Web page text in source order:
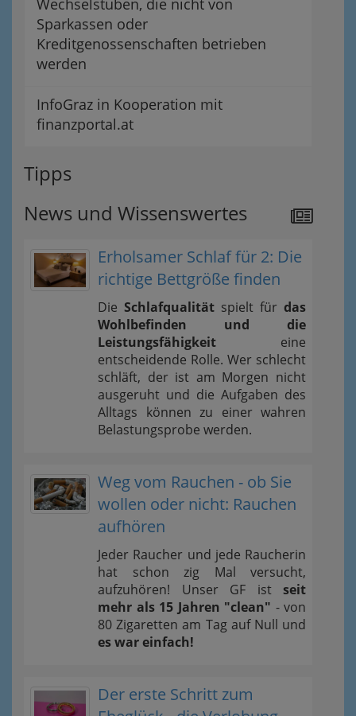
Wechselstuben, die nicht von
Sparkassen oder
Kreditgenossenschaften betrieben
werden
InfoGraz in Kooperation mit
finanzportal.at
Tipps
News und Wissenswertes
Erholsamer Schlaf für 2: Die
richtige Bettgröße finden
Die Schlafqualität spielt für das
Wohlbefinden und die
Leistungsfähigkeit eine
entscheidende Rolle. Wer schlecht
schläft, der ist am Morgen nicht
ausgeruht und die Aufgaben des
Alltags können zu einer wahren
Belastungsprobe werden.
Weg vom Rauchen - ob Sie
wollen oder nicht: Rauchen
aufhören
Jeder Raucher und jede Raucherin
hat schon zig Mal versucht,
aufzuhören! Unser GF ist seit
mehr als 15 Jahren "clean" - von
80 Zigaretten am Tag auf Null und
es war einfach!
Der erste Schritt zum